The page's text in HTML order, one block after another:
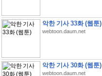
악한 기사 33화 (웹툰)
webtoon.daum.net
악한 기사 30화 (웹툰)
webtoon.daum.net